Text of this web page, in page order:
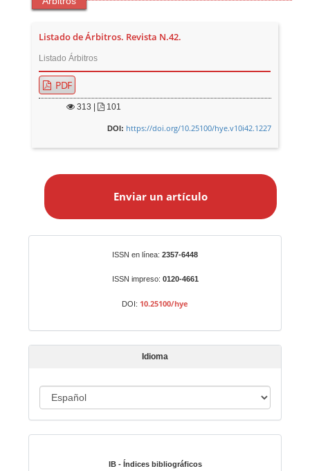
Listado de Árbitros. Revista N.42.
Listado Árbitros
PDF
313 101
DOI: https://doi.org/10.25100/hye.v10i42.1227
a
t
í
o
Enviar un artículo
ISSN en línea: 2357-6448
ISSN impreso: 0120-4661
DOI: 10.25100/hye
Idioma
d
m
IB - Índices bibliográficos